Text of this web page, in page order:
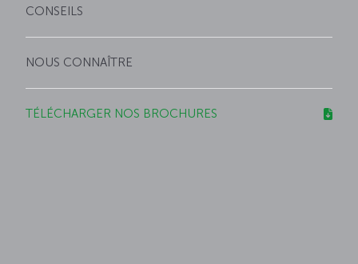
CONSEILS
NOUS CONNAÎTRE
TÉLÉCHARGER NOS BROCHURES